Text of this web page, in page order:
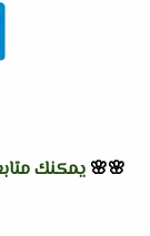
🌸🌸 يمكنك